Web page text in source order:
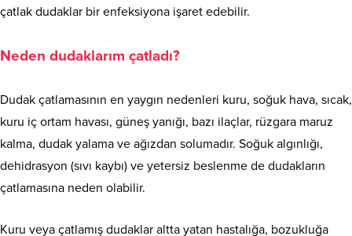
çatlak dudaklar bir enfeksiyona işaret edebilir.
Neden dudaklarım çatladı?
Dudak çatlamasının en yaygın nedenleri kuru, soğuk hava, sıcak,
kuru iç ortam havası, güneş yanığı, bazı ilaçlar, rüzgara maruz
kalma, dudak yalama ve ağızdan solumadır. Soğuk algınlığı,
dehidrasyon (sıvı kaybı) ve yetersiz beslenme de dudakların
çatlamasına neden olabilir.
Kuru veya çatlamış dudaklar altta yatan hastalığa, bozukluğa